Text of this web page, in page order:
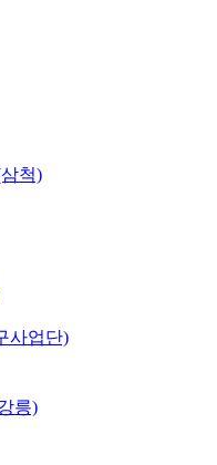
척)
사업단)
릉)